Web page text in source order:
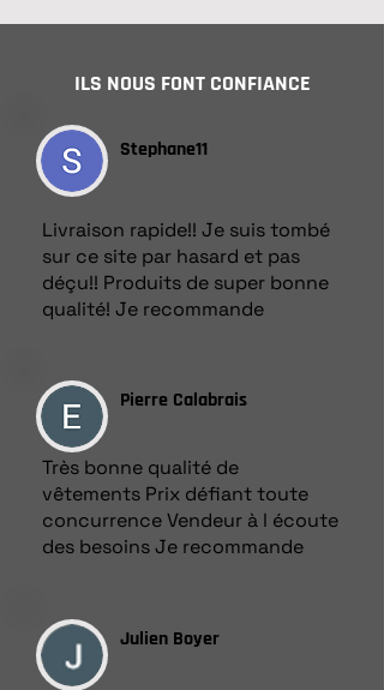
ILS NOUS FONT CONFIANCE
Stephane11
Livraison rapide!! Je suis tombé
sur ce site par hasard et pas
déçu!! Produits de super bonne
qualité! Je recommande
Pierre Calabrais
Très bonne qualité de
vêtements Prix défiant toute
concurrence Vendeur à l écoute
des besoins Je recommande
Julien Boyer